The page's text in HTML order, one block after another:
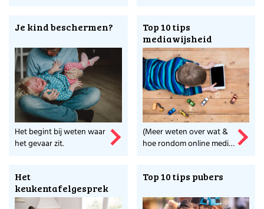
Je kind beschermen?
Het begint bij weten waar
het gevaar zit.
Top 10 tips
mediawijsheid
(Meer weten over wat &
hoe rondom online media
Het
keukentafelgesprek
Top 10 tips pubers